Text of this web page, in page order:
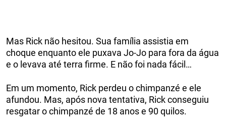
Mas Rick não hesitou. Sua família assistia em
choque enquanto ele puxava Jo-Jo para fora da água
e o levava até terra firme. E não foi nada fácil…
Em um momento, Rick perdeu o chimpanzé e ele
afundou. Mas, após nova tentativa, Rick conseguiu
resgatar o chimpanzé de 18 anos e 90 quilos.